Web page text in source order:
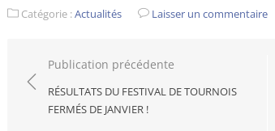
Catégorie :Actualités Laisser un commentaire
Navigation
de
l’article
Publication précédente
RÉSULTATS DU FESTIVAL DE TOURNOIS
FERMÉS DE JANVIER !